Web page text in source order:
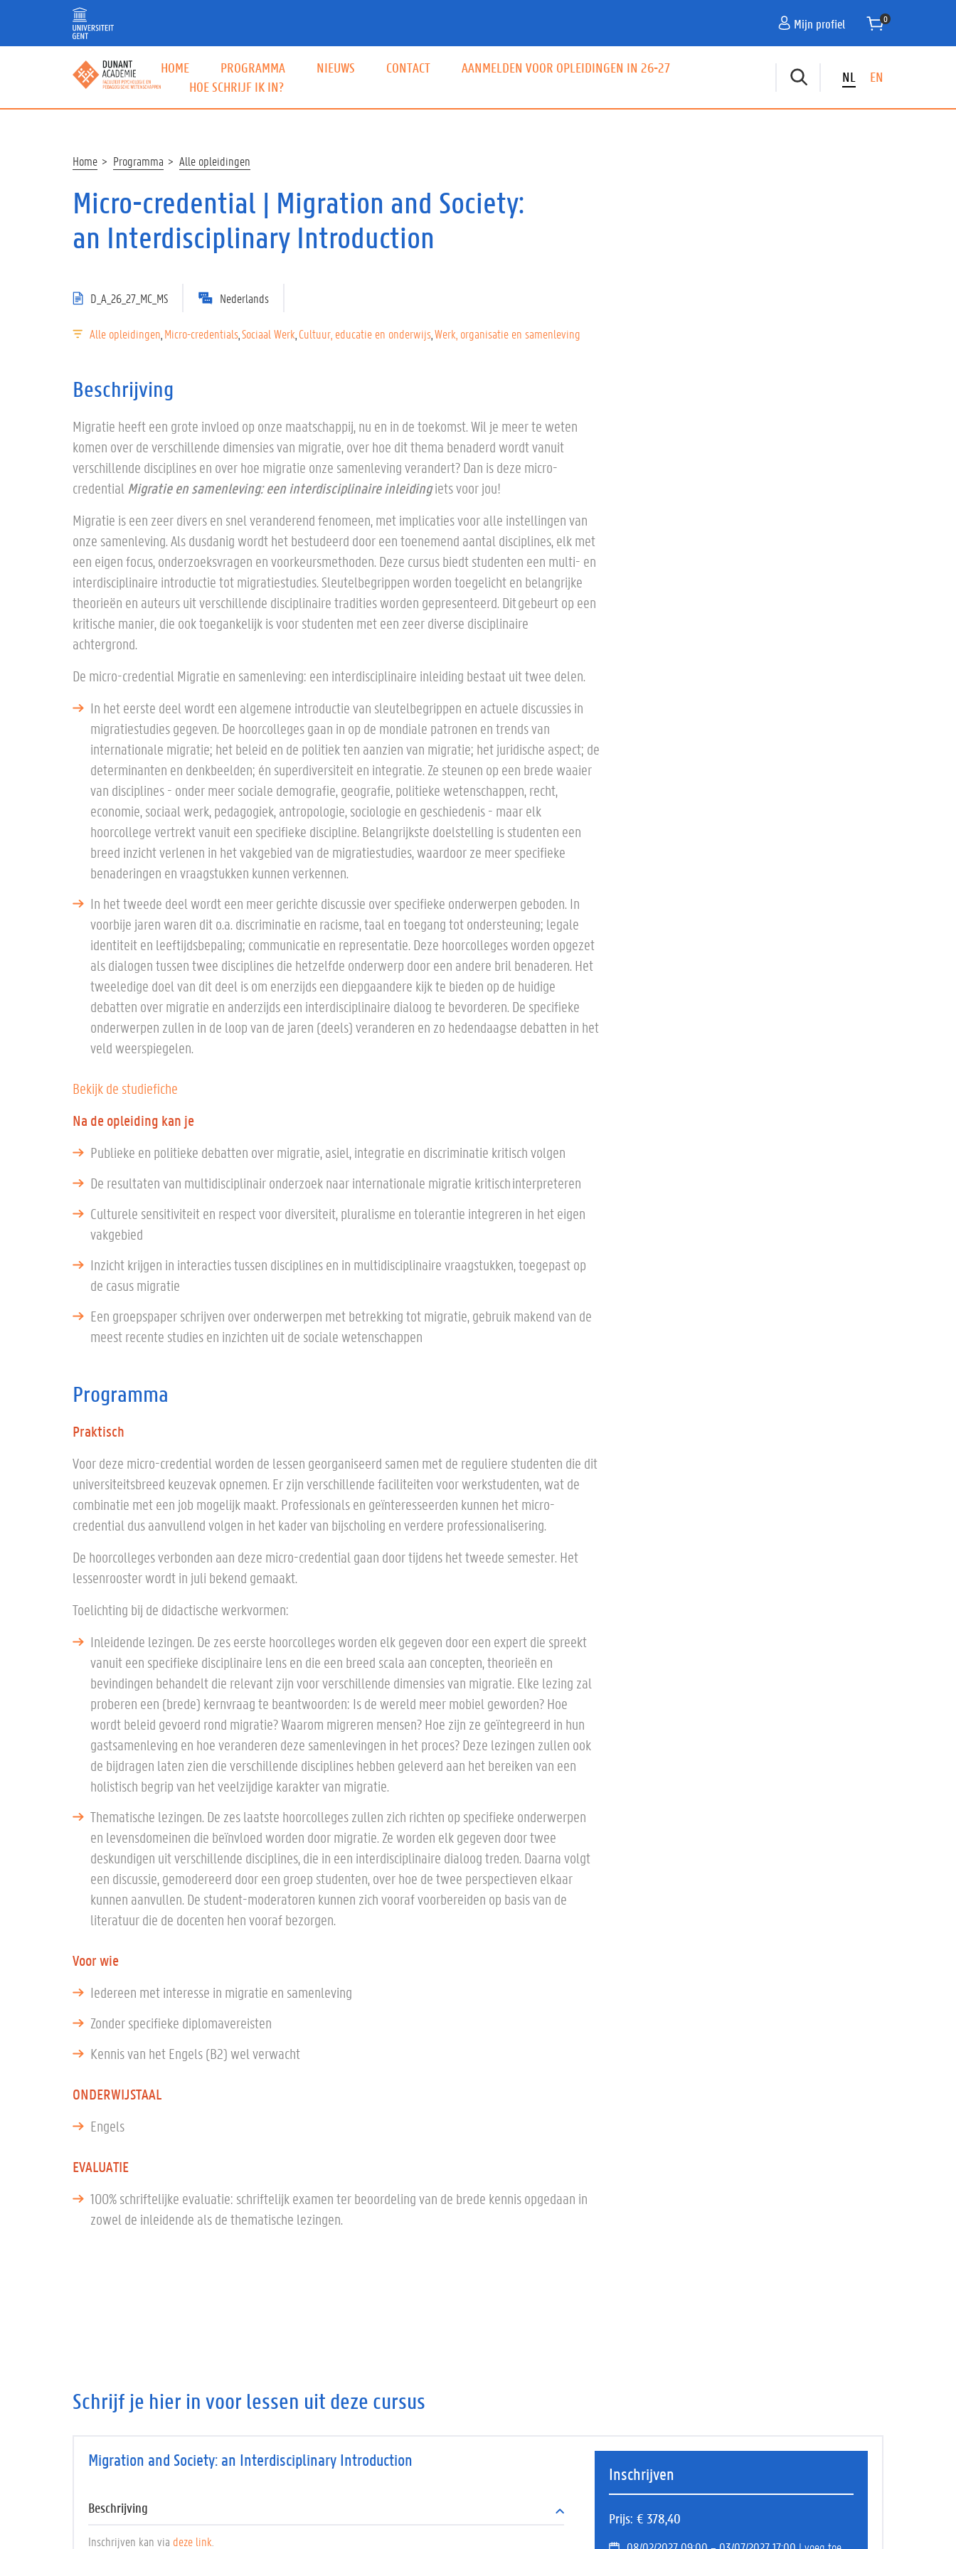
naar
Mijn profiel
HOME PROGRAMMA NIEUWS CONTACT
AANMELDEN VOOR OPLEIDINGEN IN 26-27
HOE SCHRIJF IK IN?
NL EN
Kruimelpad
Home Programma Alle opleidingen
Micro-credential | Migration and Society:
an Interdisciplinary Introduction
D_A_26_27_MC_MS Nederlands
Alle opleidingen Micro-credentials Sociaal Werk Cultuur, educatie en onderwijs Werk, organisatie en samenleving
Beschrijving
Migratie heeft een grote invloed op onze maatschappij, nu en in de toekomst. Wil je meer te weten
komen over de verschillende dimensies van migratie, over hoe dit thema benaderd wordt vanuit
verschillende disciplines en over hoe migratie onze samenleving verandert? Dan is deze micro-
credential Migratie en samenleving: een interdisciplinaire inleidingiets voor jou!
Migratie is een zeer divers en snel veranderend fenomeen, met implicaties voor alle instellingen van
onze samenleving. Als dusdanig wordt het bestudeerd door een toenemend aantal disciplines, elk met
een eigen focus, onderzoeksvragen en voorkeursmethoden. Deze cursus biedt studenten een multi- en
interdisciplinaire introductie tot migratiestudies. Sleutelbegrippen worden toegelicht en belangrijke
theorieën en auteurs uit verschillende disciplinaire tradities worden gepresenteerd. Dit gebeurt op een
kritische manier, die ook toegankelijk is voor studenten met een zeer diverse disciplinaire
achtergrond.
De micro-credential Migratie en samenleving: een interdisciplinaire inleiding bestaat uit twee delen.
In het eerste deel wordt een algemene introductie van sleutelbegrippen en actuele discussies in
migratiestudies gegeven. De hoorcolleges gaan in op de mondiale patronen en trends van
internationale migratie; het beleid en de politiek ten aanzien van migratie; het juridische aspect; de
determinanten en denkbeelden; én superdiversiteit en integratie. Ze steunen op een brede waaier
van disciplines - onder meer sociale demografie, geografie, politieke wetenschappen, recht,
economie, sociaal werk, pedagogiek, antropologie, sociologie en geschiedenis - maar elk
hoorcollege vertrekt vanuit een specifieke discipline. Belangrijkste doelstelling is studenten een
breed inzicht verlenen in het vakgebied van de migratiestudies, waardoor ze meer specifieke
benaderingen en vraagstukken kunnen verkennen.
In het tweede deel wordt een meer gerichte discussie over specifieke onderwerpen geboden. In
voorbije jaren waren dit o.a. discriminatie en racisme, taal en toegang tot ondersteuning; legale
identiteit en leeftijdsbepaling; communicatie en representatie. Deze hoorcolleges worden opgezet
als dialogen tussen twee disciplines die hetzelfde onderwerp door een andere bril benaderen. Het
tweeledige doel van dit deel is om enerzijds een diepgaandere kijk te bieden op de huidige
debatten over migratie en anderzijds een interdisciplinaire dialoog te bevorderen. De specifieke
onderwerpen zullen in de loop van de jaren (deels) veranderen en zo hedendaagse debatten in het
veld weerspiegelen.
Bekijk de studiefiche
Na de opleiding kan je
Publieke en politieke debatten over migratie, asiel, integratie en discriminatie kritisch volgen
De resultaten van multidisciplinair onderzoek naar internationale migratie kritisch interpreteren
Culturele sensitiviteit en respect voor diversiteit, pluralisme en tolerantie integreren in het eigen
vakgebied
Inzicht krijgen in interacties tussen disciplines en in multidisciplinaire vraagstukken, toegepast op
de casus migratie
Een groepspaper schrijven over onderwerpen met betrekking tot migratie, gebruik makend van de
meest recente studies en inzichten uit de sociale wetenschappen
Programma
Praktisch
Voor deze micro-credential worden de lessen georganiseerd samen met de reguliere studenten die dit
universiteitsbreed keuzevak opnemen. Er zijn verschillende faciliteiten voor werkstudenten, wat de
combinatie met een job mogelijk maakt. Professionals en geïnteresseerden kunnen het micro-
credential dus aanvullend volgen in het kader van bijscholing en verdere professionalisering.
De hoorcolleges verbonden aan deze micro-credential gaan door tijdens het tweede semester. Het
lessenrooster wordt in juli bekend gemaakt.
Toelichting bij de didactische werkvormen:
Inleidende lezingen. De zes eerste hoorcolleges worden elk gegeven door een expert die spreekt
vanuit een specifieke disciplinaire lens en die een breed scala aan concepten, theorieën en
bevindingen behandelt die relevant zijn voor verschillende dimensies van migratie. Elke lezing zal
proberen een (brede) kernvraag te beantwoorden: Is de wereld meer mobiel geworden? Hoe
wordt beleid gevoerd rond migratie? Waarom migreren mensen? Hoe zijn ze geïntegreerd in hun
gastsamenleving en hoe veranderen deze samenlevingen in het proces? Deze lezingen zullen ook
de bijdragen laten zien die verschillende disciplines hebben geleverd aan het bereiken van een
holistisch begrip van het veelzijdige karakter van migratie.
Thematische lezingen. De zes laatste hoorcolleges zullen zich richten op specifieke onderwerpen
en levensdomeinen die beïnvloed worden door migratie. Ze worden elk gegeven door twee
deskundigen uit verschillende disciplines, die in een interdisciplinaire dialoog treden. Daarna volgt
een discussie, gemodereerd door een groep studenten, over hoe de twee perspectieven elkaar
kunnen aanvullen. De student-moderatoren kunnen zich vooraf voorbereiden op basis van de
literatuur die de docenten hen vooraf bezorgen.
Voor wie
Iedereen met interesse in migratie en samenleving
Zonder specifieke diplomavereisten
Kennis van het Engels (B2) wel verwacht
ONDERWIJSTAAL
Engels
EVALUATIE
100% schriftelijke evaluatie: schriftelijk examen ter beoordeling van de brede kennis opgedaan in
zowel de inleidende als de thematische lezingen.
Schrijf je hier in voor lessen uit deze cursus
Migration and Society: an Interdisciplinary Introduction
Beschrijving
Inschrijven kan via deze link
Inschrijven
Prijs € 378,40